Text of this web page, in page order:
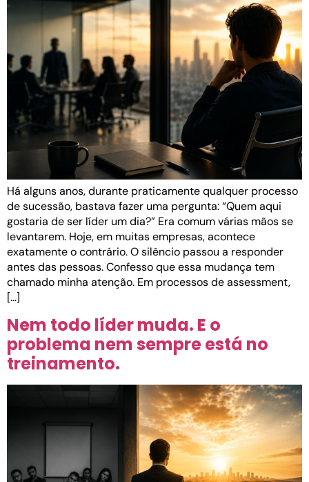
Há alguns anos, durante praticamente qualquer processo
de sucessão, bastava fazer uma pergunta: “Quem aqui
gostaria de ser líder um dia?” Era comum várias mãos se
levantarem. Hoje, em muitas empresas, acontece
exatamente o contrário. O silêncio passou a responder
antes das pessoas. Confesso que essa mudança tem
chamado minha atenção. Em processos de assessment,
[…]
Nem todo líder muda. E o
problema nem sempre está no
treinamento.